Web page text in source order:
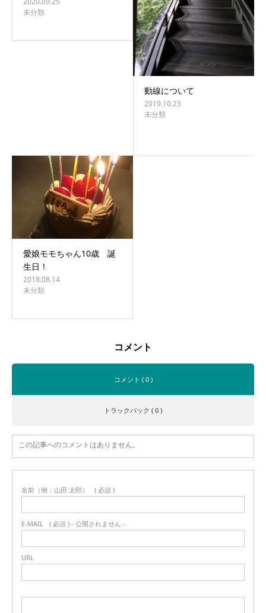
未分類
動線について
2019.10.23
未分類
愛娘モモちゃん10歳 誕
生日！
2018.08.14
未分類
コメント
コメント ( 0 )
トラックバック ( 0 )
この記事へのコメントはありません。
名前（例：山田 太郎） ( 必須 )
E-MAIL ( 必須 ) - 公開されません -
URL